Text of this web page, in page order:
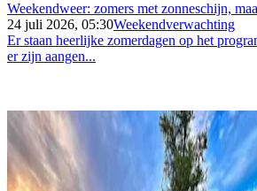
Weekendweer: zomers met zonneschijn,
24 juli 2026, 05:30Weekendverwachting
Er staan heerlijke zomerdagen op het
er zijn aangen...